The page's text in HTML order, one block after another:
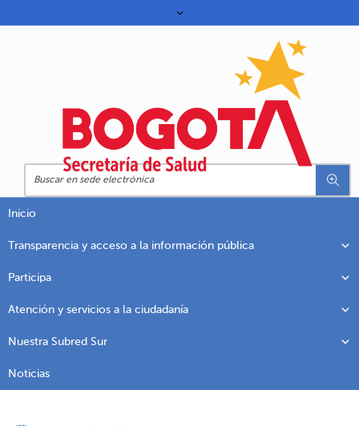
Inicio
Transparencia y acceso a la información pública
Participa
Atención y servicios a la ciudadanía
Nuestra Subred Sur
Noticias